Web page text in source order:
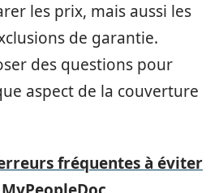
les prix, mais aussi les
de garantie.
des questions pour
aspect de la couverture
fréquentes à éviter